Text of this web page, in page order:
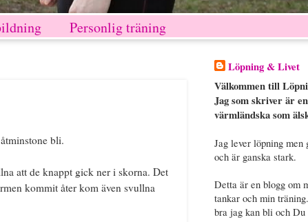
Personlig träning
bli.
att de knappt gick ner i skorna. Det
kommit åter kom även svullna
Löpning & Livet
Välkommen till
Jag som skriver är
värmländska som
Jag lever löpning men
och är ganska stark.
Detta är en blogg om
tankar och min
bra jag kan bli och Du